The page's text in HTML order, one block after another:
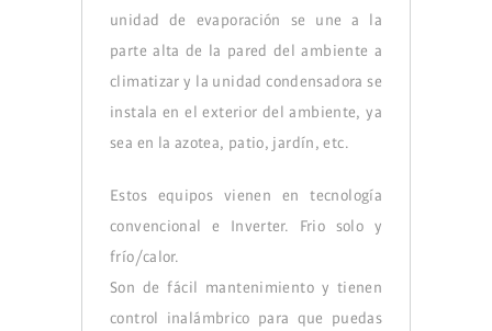
unidad de evaporación se une a la
parte alta de la pared del ambiente a
climatizar y la unidad condensadora se
instala en el exterior del ambiente, ya
sea en la azotea, patio, jardín, etc.
Estos equipos vienen en tecnología
convencional e Inverter. Frio solo y
frío/calor.
Son de fácil mantenimiento y tienen
control inalámbrico para que puedas